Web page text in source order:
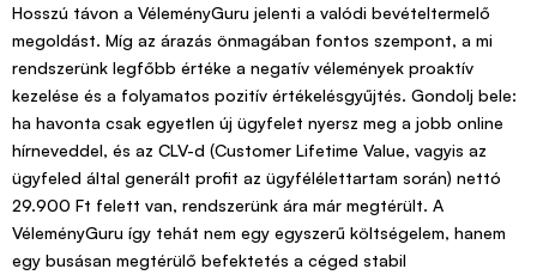
Hosszú távon a VéleményGuru jelenti a valódi bevételtermelő
megoldást. Míg az árazás önmagában fontos szempont, a mi
rendszerünk legfőbb értéke a negatív vélemények proaktív
kezelése és a folyamatos pozitív értékelésgyűjtés. Gondolj bele:
ha havonta csak egyetlen új ügyfelet nyersz meg a jobb online
hírneveddel, és az CLV-d (Customer Lifetime Value, vagyis az
ügyfeled által generált profit az ügyfélélettartam során) nettó
29.900 Ft felett van, rendszerünk ára már megtérült. A
VéleményGuru így tehát nem egy egyszerű költségelem, hanem
egy busásan megtérülő befektetés a céged stabil